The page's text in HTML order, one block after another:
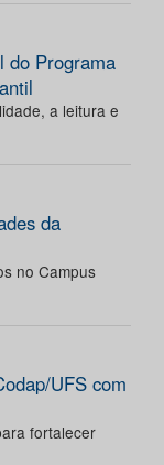
do Programa
a leitura e
da
no Campus
UFS com
fortalecer